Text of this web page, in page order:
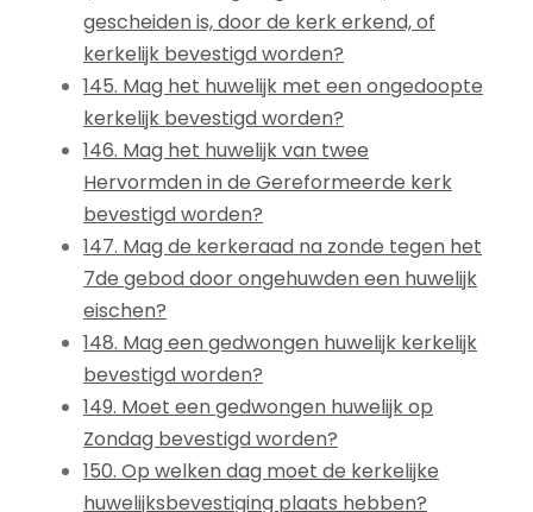
gescheiden is, door de kerk erkend, of
kerkelijk bevestigd worden?
145. Mag het huwelijk met een ongedoopte
kerkelijk bevestigd worden?
146. Mag het huwelijk van twee
Hervormden in de Gereformeerde kerk
bevestigd worden?
147. Mag de kerkeraad na zonde tegen het
7de gebod door ongehuwden een huwelijk
eischen?
148. Mag een gedwongen huwelijk kerkelijk
bevestigd worden?
149. Moet een gedwongen huwelijk op
Zondag bevestigd worden?
150. Op welken dag moet de kerkelijke
huwelijksbevestiging plaats hebben?